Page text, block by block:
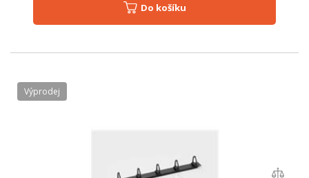
Do košíku
Výprodej